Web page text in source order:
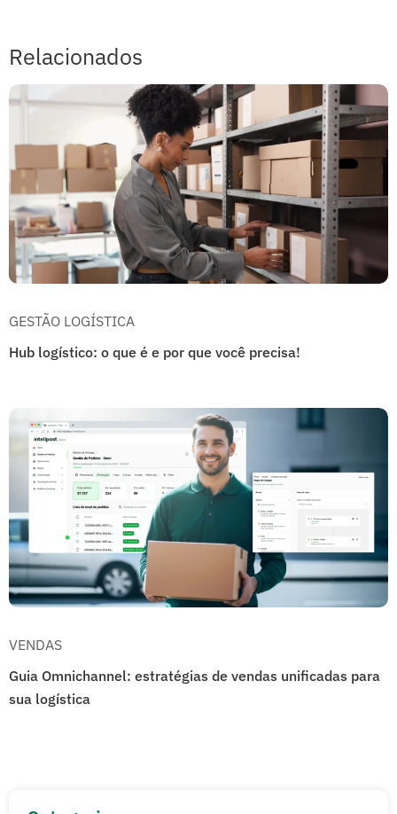
Relacionados
GESTÃO LOGÍSTICA
Hub logístico: o que é e por que você precisa!
VENDAS
Guia Omnichannel: estratégias de vendas unificadas para
sua logística